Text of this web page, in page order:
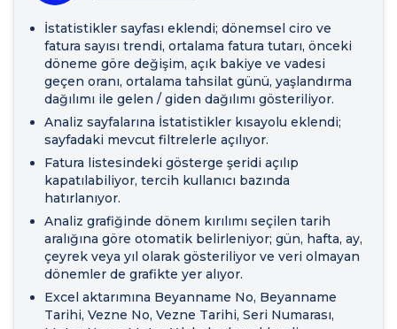
İstatistikler sayfası eklendi; dönemsel ciro ve
fatura sayısı trendi, ortalama fatura tutarı, önceki
döneme göre değişim, açık bakiye ve vadesi
geçen oranı, ortalama tahsilat günü, yaşlandırma
dağılımı ile gelen / giden dağılımı gösteriliyor.
Analiz sayfalarına İstatistikler kısayolu eklendi;
sayfadaki mevcut filtrelerle açılıyor.
Fatura listesindeki gösterge şeridi açılıp
kapatılabiliyor, tercih kullanıcı bazında
hatırlanıyor.
Analiz grafiğinde dönem kırılımı seçilen tarih
aralığına göre otomatik belirleniyor; gün, hafta, ay,
çeyrek veya yıl olarak gösteriliyor ve veri olmayan
dönemler de grafikte yer alıyor.
Excel aktarımına Beyanname No, Beyanname
Tarihi, Vezne No, Vezne Tarihi, Seri Numarası,